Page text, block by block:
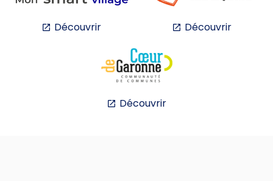
Découvrir Découvrir
Découvrir